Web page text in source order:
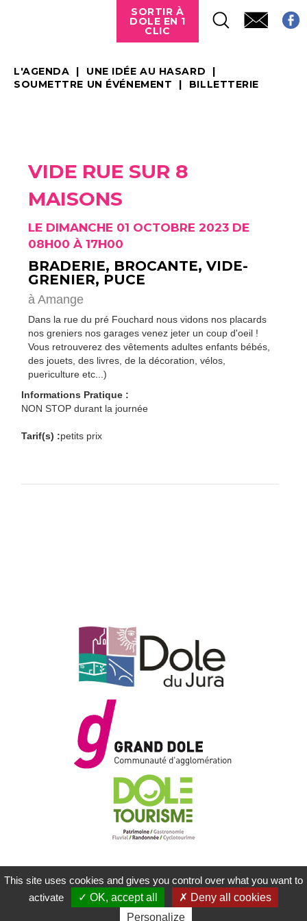
SORTIR À
DOLE EN 1
CLIC
L'AGENDA
UNE IDÉE AU HASARD
SOUMETTRE UN ÉVÉNEMENT
BILLETTERIE
VIDE RUE SUR 8
MAISONS
LE DIMANCHE 01 OCTOBRE 2023 DE
08H00 À 17H00
BRADERIE, BROCANTE, VIDE-
GRENIER, PUCE
à Amange
Dans la rue du pré Fouchard nous vidons nos placards
nos greniers nos garages venez jeter un coup d'oeil !
Vous retrouverez des vêtements adultes enfants bébés,
des jouets, des livres, de la décoration, vélos,
puericulture etc...)
Informations Pratique :
NON STOP durant la journée
Tarif(s) :petits prix
MENTIONS LÉGALES
PLAN DU SITE
CONTACTEZ-NOUS
RÉALISATION KOREDGE
This site uses cookies and gives you control over what you want to
activate
OK, accept all
Deny all cookies
Personalize